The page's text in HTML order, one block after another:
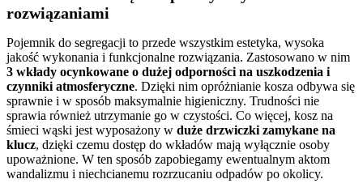
rozwiązaniami
Pojemnik do segregacji to przede wszystkim estetyka, wysoka
jakość wykonania i funkcjonalne rozwiązania. Zastosowano w nim
3 wkłady ocynkowane o dużej odporności na uszkodzenia i
czynniki atmosferyczne. Dzięki nim opróżnianie kosza odbywa się
sprawnie i w sposób maksymalnie higieniczny. Trudności nie
sprawia również utrzymanie go w czystości. Co więcej, kosz na
śmieci wąski jest wyposażony w duże drzwiczki zamykane na
klucz, dzięki czemu dostęp do wkładów mają wyłącznie osoby
upoważnione. W ten sposób zapobiegamy ewentualnym aktom
wandalizmu i niechcianemu rozrzucaniu odpadów po okolicy.